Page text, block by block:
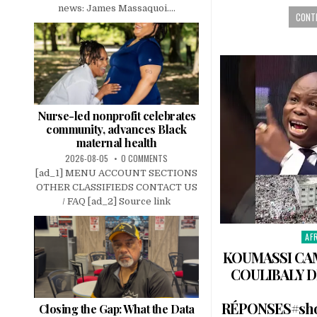
in
KOUMASSI
COULIBALY
news: James Massaquoi....
Nurse-led nonprofit celebrates
community, advances Black
maternal health
2026-08-05 0 COMMENTS
[ad_1] MENU ACCOUNT SECTIONS
OTHER CLASSIFIEDS CONTACT US
/ FAQ [ad_2] Source link
Closing the Gap: What the Data